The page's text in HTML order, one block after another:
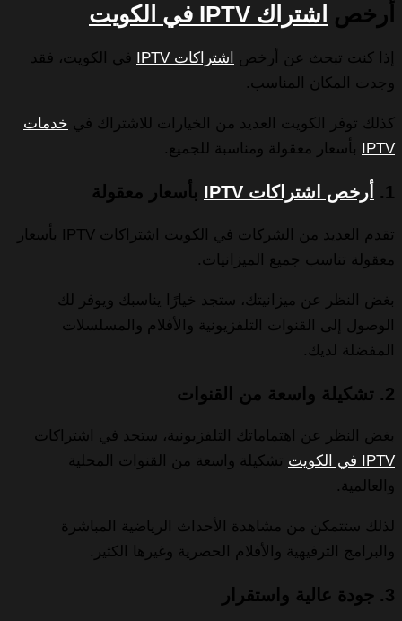
أرخص اشتراك IPTV في الكويت
إذا كنت تبحث عن أرخص اشتراكات IPTV
في الكويت، فقد
وجدت المكان المناسب.
كذلك توفر الكويت العديد من الخيارات للاشتراك في خدمات
IPTV بأسعار معقولة ومناسبة للجميع.
1. أرخص اشتراكات IPTV بأسعار معقولة
تقدم العديد من الشركات في الكويت اشتراكات IPTV بأسعار
معقولة تناسب جميع الميزانيات.
بغض النظر عن ميزانيتك، ستجد خيارًا يناسبك ويوفر لك
الوصول إلى القنوات التلفزيونية والأفلام والمسلسلات
المفضلة لديك.
2. تشكيلة واسعة من القنوات
بغض النظر عن اهتماماتك التلفزيونية، ستجد في اشتراكات
IPTV في الكويت
تشكيلة واسعة من القنوات المحلية
والعالمية.
لذلك ستتمكن من مشاهدة الأحداث الرياضية المباشرة
والبرامج الترفيهية والأفلام الحصرية وغيرها الكثير.
3. جودة عالية واستقرار